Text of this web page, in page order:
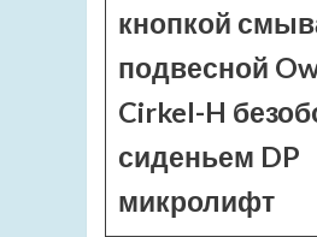
кнопкой
подвесной
Cirkel-H
сиденьем DP
микролифт